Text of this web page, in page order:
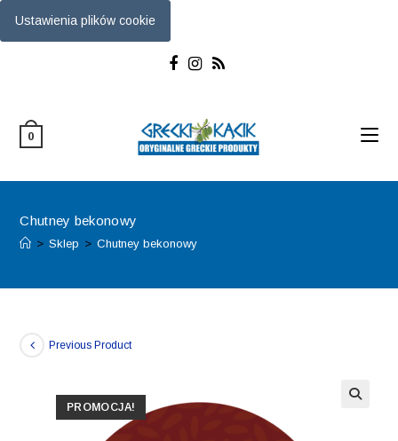
Ustawienia plików cookie
0
Chutney bekonowy
> Sklep > Chutney bekonowy
PROMOCJA!
Previous Product